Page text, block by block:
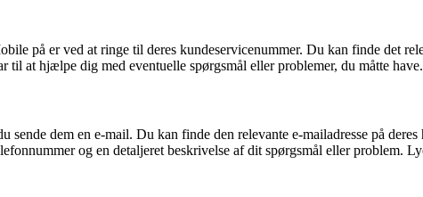
på er ved at ringe til deres kundeservicenummer. Du kan finde det
at hjælpe dig med eventuelle spørgsmål eller problemer, du måtte have.
dem en e-mail. Du kan finde den relevante e-mailadresse på
og en detaljeret beskrivelse af dit spørgsmål eller problem.